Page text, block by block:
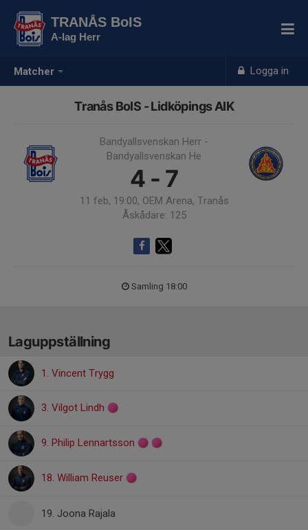
Matcher Logga in
TRANÅS BoIS
A-lag Herr
Tranås BoIS - Lidköpings AIK
Bandyallsvenskan Herr -
Bandyallsvenskan He
4 - 7
11 feb, 19:00, OEM Arena, Tranås
Åskådare: 125
Samling 18:00
Laguppställning
1. Vincent Trygg
3. Vilgot Lindh
9. Philip Lennartsson
18. William Reuser
19. Joona Rajala